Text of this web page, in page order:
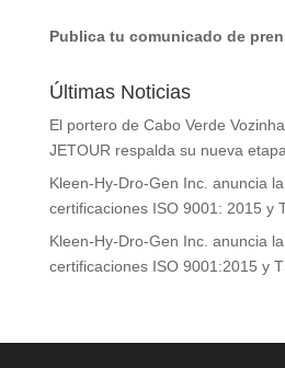
Publica tu comunicado de
Últimas Noticias
El portero de Cabo Verde
JETOUR respalda su nueva etapa
Kleen-Hy-Dro-Gen Inc. anuncia
certificaciones ISO 9001: 2015 y
Kleen-Hy-Dro-Gen Inc. anuncia
certificaciones ISO 9001:2015 y